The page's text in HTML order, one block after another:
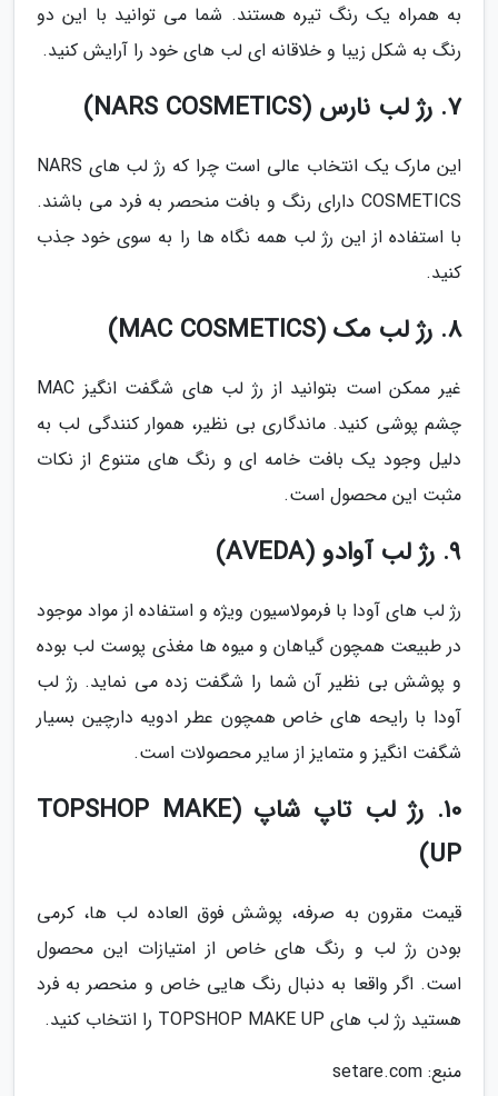
به همراه یک رنگ تیره هستند. شما می توانید با این دو
رنگ به شکل زیبا و خلاقانه ای لب های خود را آرایش کنید.
7. رژ لب نارس (NARS COSMETICS)
این مارک یک انتخاب عالی است چرا که رژ لب های NARS
COSMETICS دارای رنگ و بافت منحصر به فرد می باشند.
با استفاده از این رژ لب همه نگاه ها را به سوی خود جذب
کنید.
8. رژ لب مک (MAC COSMETICS)
غیر ممکن است بتوانید از رژ لب های شگفت انگیز MAC
چشم پوشی کنید. ماندگاری بی نظیر، هموار کنندگی لب به
دلیل وجود یک بافت خامه ای و رنگ های متنوع از نکات
مثبت این محصول است.
9. رژ لب آوادو (AVEDA)
رژ لب های آودا با فرمولاسیون ویژه و استفاده از مواد موجود
در طبیعت همچون گیاهان و میوه ها مغذی پوست لب بوده
و پوشش بی نظیر آن شما را شگفت زده می نماید. رژ لب
آودا با رایحه های خاص همچون عطر ادویه دارچین بسیار
شگفت انگیز و متمایز از سایر محصولات است.
10. رژ لب تاپ شاپ (TOPSHOP MAKE
UP)
قیمت مقرون به صرفه، پوشش فوق العاده لب ها، کرمی
بودن رژ لب و رنگ های خاص از امتیازات این محصول
است. اگر واقعا به دنبال رنگ هایی خاص و منحصر به فرد
هستید رژ لب های TOPSHOP MAKE UP را انتخاب کنید.
منبع: setare.com